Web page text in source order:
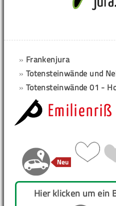
» Frankenjura
» Totensteinwände und
» Totensteinwände 01 -
Hier klicken um ein